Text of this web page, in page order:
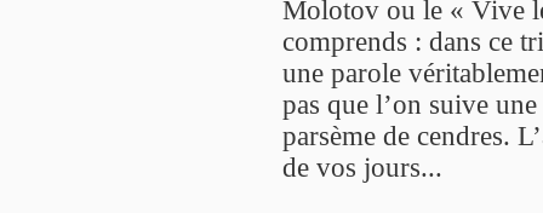
Molotov ou le « Vive
comprends : dans ce
une parole
pas que l’on suive
parsème de cendres.
de vos jours...